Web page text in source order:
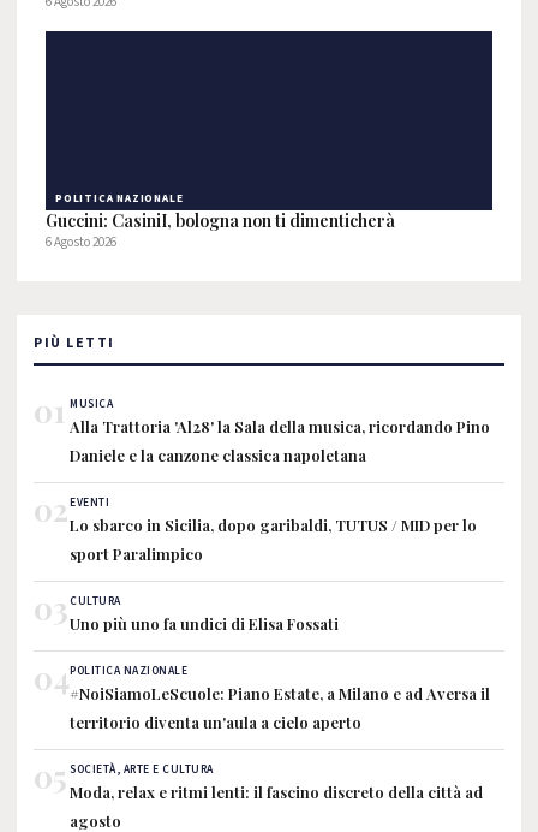
POLITICA NAZIONALE
Guccini: CasiniI, bologna non ti dimenticherà
6 Agosto 2026
PIÙ LETTI
01 MUSICA
Alla Trattoria 'Al28' la Sala della musica, ricordando Pino
Daniele e la canzone classica napoletana
02EVENTI
Lo sbarco in Sicilia, dopo garibaldi, TUTUS / MID per lo
sport Paralimpico
03CULTURA
Uno più uno fa undici di Elisa Fossati
04POLITICA NAZIONALE
#NoiSiamoLeScuole: Piano Estate, a Milano e ad Aversa il
territorio diventa un'aula a cielo aperto
05 SOCIETÀ, ARTE E CULTURA
Moda, relax e ritmi lenti: il fascino discreto della città ad
agosto